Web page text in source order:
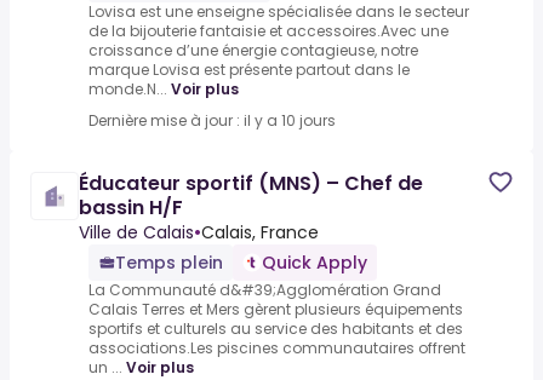
Lovisa est une enseigne spécialisée dans le secteur
de la bijouterie fantaisie et accessoires.Avec une
croissance d’une énergie contagieuse, notre
marque Lovisa est présente partout dans le
monde.N... Voir plus
Dernière mise à jour : il y a 10 jours
Éducateur sportif (MNS) – Chef de
bassin H/F
Ville de Calais•Calais, France
Temps plein
Quick Apply
La Communauté d&#39;Agglomération Grand
Calais Terres et Mers gèrent plusieurs équipements
sportifs et culturels au service des habitants et des
associations.Les piscines communautaires offrent
un ... Voir plus